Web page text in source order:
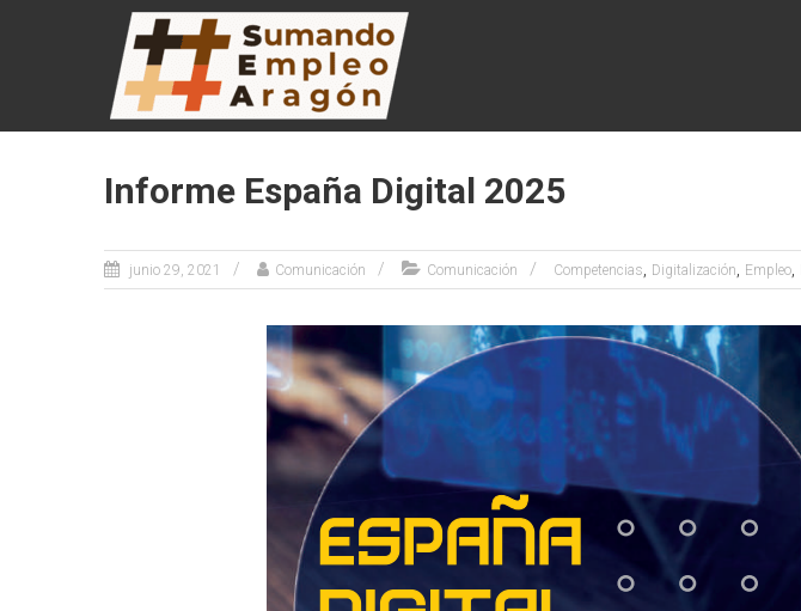
SUMANDO
EMPLEO
ARAGÓN
Iniciativa
Sumando
Aragón
Informe España Digital 2025
junio 29, 2021 Comunicación Comunicación Competencias, Digitalización, Empleo,